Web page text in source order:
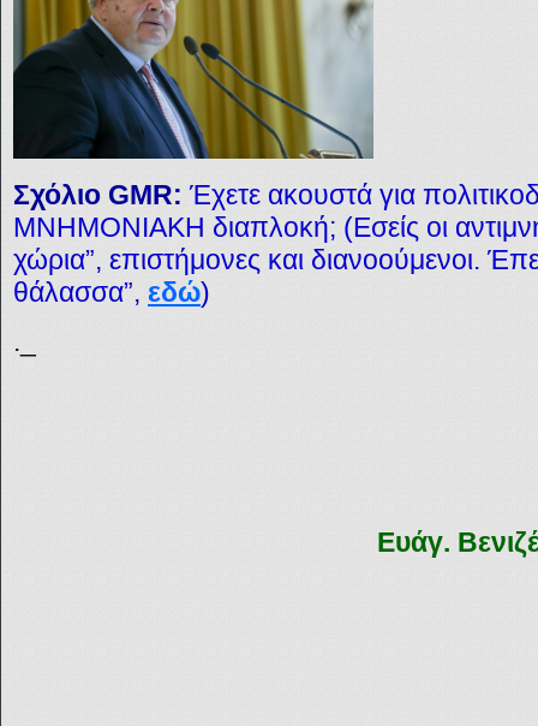
Σχόλιο GMR: Έχετε ακουστά για
ΜΝΗΜΟΝΙΑΚΗ διαπλοκή; (Εσείς οι
χώρια”, επιστήμονες και διανοούμενοι.
θάλασσα”, εδώ)
._
Ευάγ.